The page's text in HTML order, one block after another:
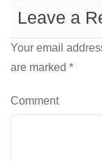
Leave a
Your email
are marked *
Comment